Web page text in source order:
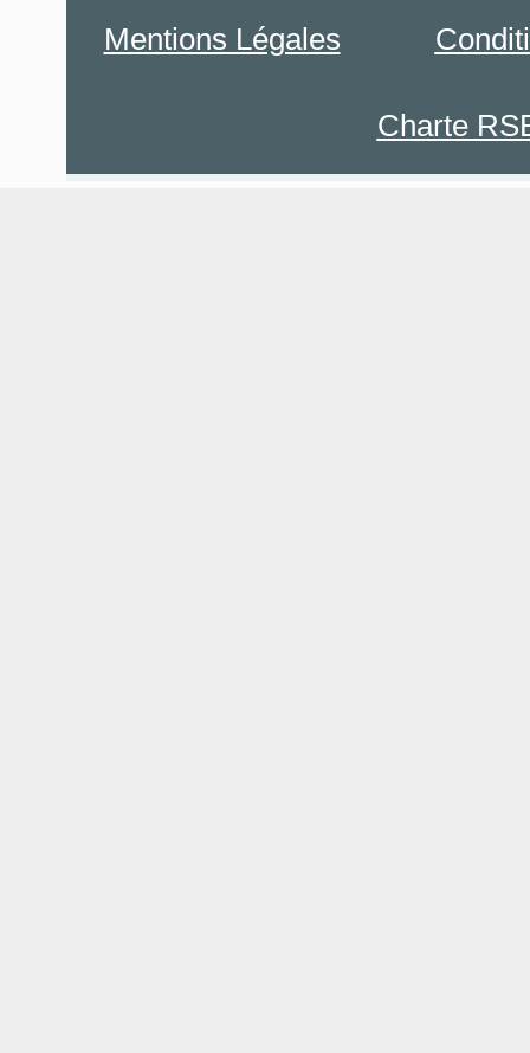
Mentions Légales
Charte